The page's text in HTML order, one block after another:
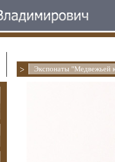
Экспонаты "Медвежьей